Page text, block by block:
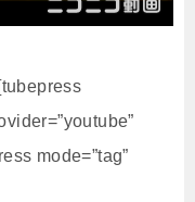
mode=”tag”